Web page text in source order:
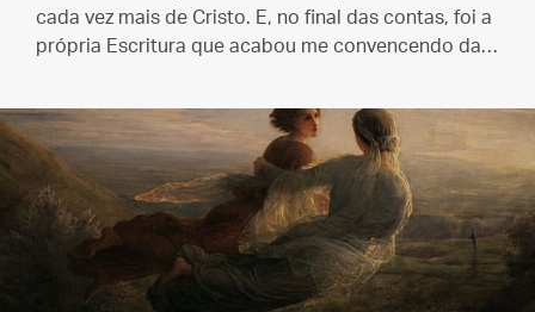
cada vez mais de Cristo. E, no final das contas, foi a
própria Escritura que acabou me convencendo da